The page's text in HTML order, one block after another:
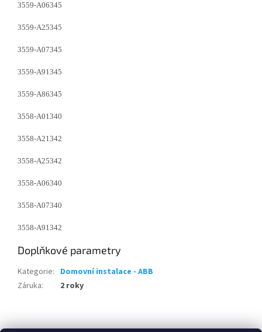
3559-A06345
3559-A25345
3559-A07345
3559-A91345
3559-A86345
3558-A01340
3558-A21342
3558-A25342
3558-A06340
3558-A07340
3558-A91342
Doplňkové parametry
Kategorie: Domovní instalace - ABB
Záruka: 2 roky